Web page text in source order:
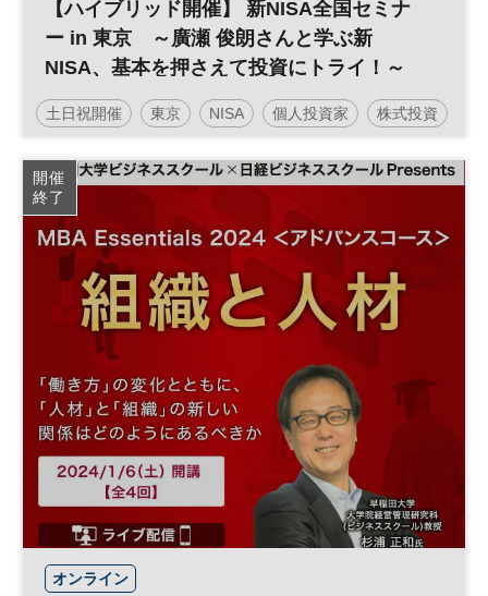
【ハイブリッド開催】 新NISA全国セミナ
ー in 東京 ～廣瀬 俊朗さんと学ぶ新
NISA、基本を押さえて投資にトライ！～
土日祝開催 東京 NISA 個人投資家 株式投資
マネー 資産形成 人生100年 日経ホール
資産運用
開催
終了
オンライン